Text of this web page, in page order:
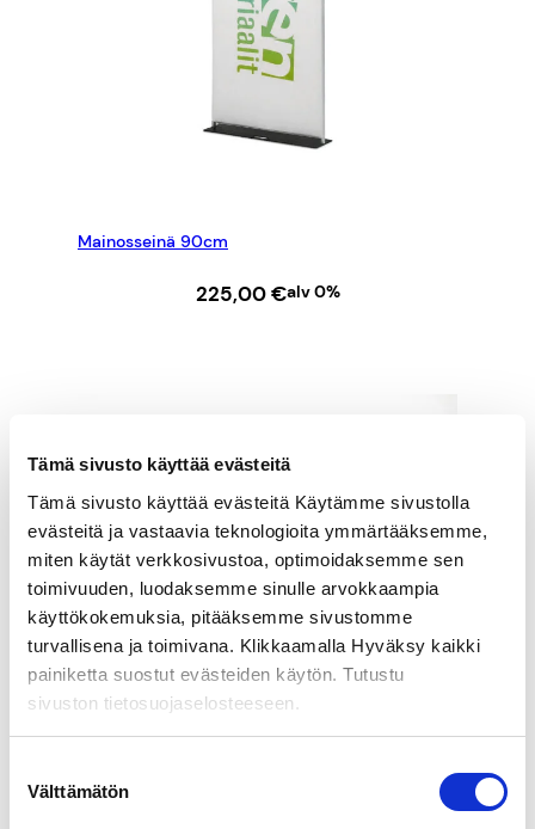
Tämä sivusto käyttää evästeitä
Tämä sivusto käyttää evästeitä Käytämme sivustolla
evästeitä ja vastaavia teknologioita ymmärtääksemme,
miten käytät verkkosivustoa, optimoidaksemme sen
toimivuuden, luodaksemme sinulle arvokkaampia
käyttökokemuksia, pitääksemme sivustomme
turvallisena ja toimivana. Klikkaamalla Hyväksy kaikki
painiketta suostut evästeiden käytön. Tutustu
sivuston tietosuojaselosteeseen.
valinta
Välttämätön
Mainosseinä 90cm
225,00€alv 0%